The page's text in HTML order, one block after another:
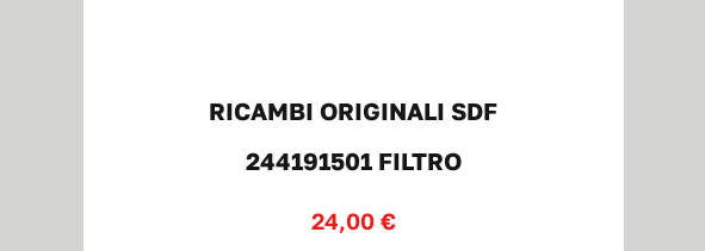
RICAMBI ORIGINALI SDF
244191501 FILTRO
24,00 €